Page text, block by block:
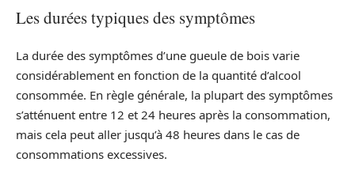
Les durées typiques des symptômes
La durée des symptômes d’une gueule de bois varie
considérablement en fonction de la quantité d’alcool
consommée. En règle générale, la plupart des symptômes
s’atténuent entre 12 et 24 heures après la consommation,
mais cela peut aller jusqu’à 48 heures dans le cas de
consommations excessives.